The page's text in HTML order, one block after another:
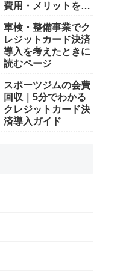
費用・メリットを詳
車検・整備事業でク
レジットカード決済
導入を考えたときに
読むページ
スポーツジムの会費
回収｜5分でわかる
クレジットカード決
済導入ガイド